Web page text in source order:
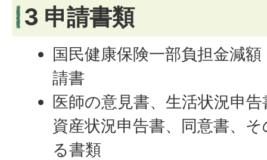
3 申請書類
国民健康保険一部負担金減
請書
医師の意見書、生活状況申
資産状況申告書、同意書、
る書類